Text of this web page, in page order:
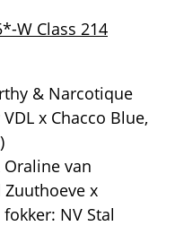
W Class 214
& Narcotique
x Chacco Blue,
van
x
NV Stal